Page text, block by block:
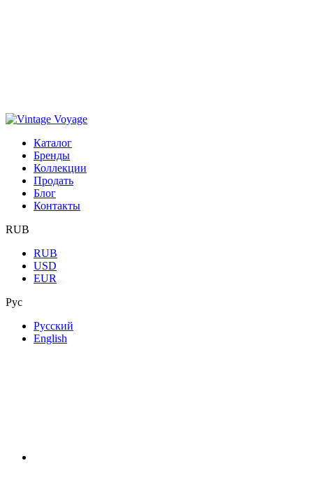
Каталог
Бренды
Коллекции
Продать
Блог
Контакты
RUB
RUB
USD
EUR
Рус
Русский
English